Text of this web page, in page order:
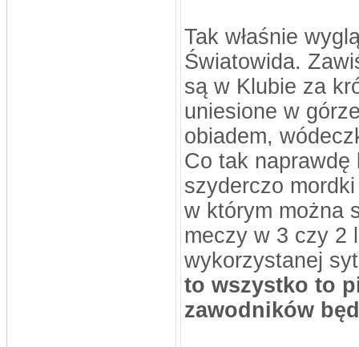
Tak właśnie
Światowida.
są w Klubie za
uniesione w
obiadem,
Co tak naprawdę
szyderczo
w którym można
meczy w 3 czy 2
wykorzystanej
to wszystko to
zawodników